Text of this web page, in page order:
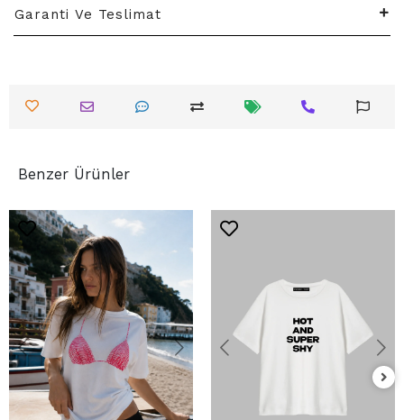
Garanti Ve Teslimat
Benzer Ürünler